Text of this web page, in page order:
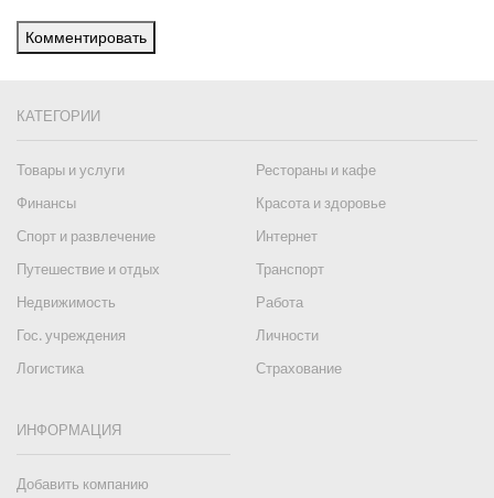
Комментировать
КАТЕГОРИИ
Товары и услуги
Рестораны и кафе
Финансы
Красота и здоровье
Спорт и развлечение
Интернет
Путешествие и отдых
Транспорт
Недвижимость
Работа
Гос. учреждения
Личности
Логистика
Страхование
ИНФОРМАЦИЯ
Добавить компанию